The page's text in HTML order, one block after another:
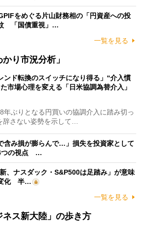
をめぐる片山財務相の「円資産への投
「国債重視」…
一覧を見る
り市況分析」
ンド転換のスイッチになり得る」“介入慣
市場心理を変える「日米協調為替介入」
ぶりとなる円買いの協調介入に踏み切っ
さない姿勢を示して…
含み損が膨らんで…」損失を投資家として
つの視点 …
、ナスダック・S&P500は足踏み」が意味
変化 半…
一覧を見る
ネス新大陸」の歩き方